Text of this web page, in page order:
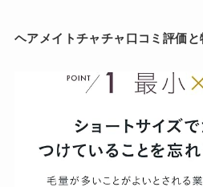
ヘアメイトチャチャ口コミ評価と